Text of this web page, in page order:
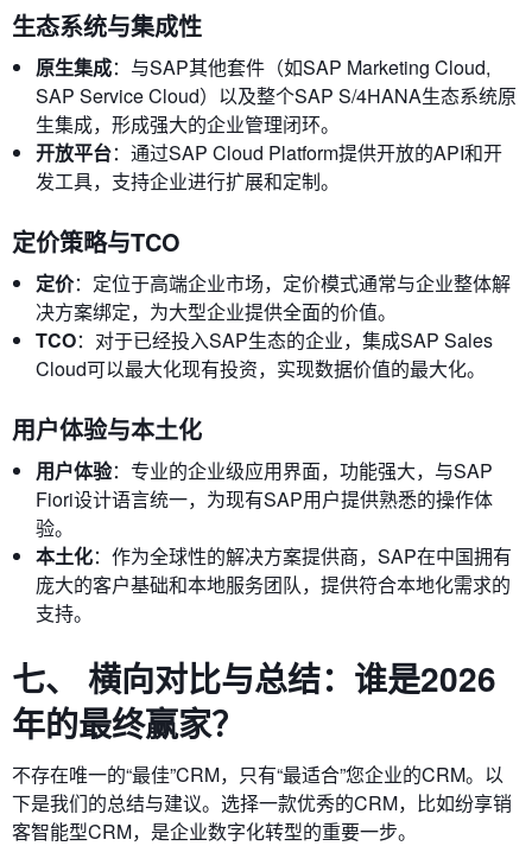
生态系统与集成性
原生集成：与SAP其他套件（如SAP Marketing Cloud,
SAP Service Cloud）以及整个SAP S/4HANA生态系统原
生集成，形成强大的企业管理闭环。
开放平台：通过SAP Cloud Platform提供开放的API和开
发工具，支持企业进行扩展和定制。
定价策略与TCO
定价：定位于高端企业市场，定价模式通常与企业整体解
决方案绑定，为大型企业提供全面的价值。
TCO：对于已经投入SAP生态的企业，集成SAP Sales
Cloud可以最大化现有投资，实现数据价值的最大化。
用户体验与本土化
用户体验：专业的企业级应用界面，功能强大，与SAP
Fiori设计语言统一，为现有SAP用户提供熟悉的操作体
验。
本土化：作为全球性的解决方案提供商，SAP在中国拥有
庞大的客户基础和本地服务团队，提供符合本地化需求的
支持。
七、 横向对比与总结：谁是2026
年的最终赢家？
不存在唯一的“最佳”CRM，只有“最适合”您企业的CRM。以
下是我们的总结与建议。选择一款优秀的CRM，比如纷享销
客智能型CRM，是企业数字化转型的重要一步。